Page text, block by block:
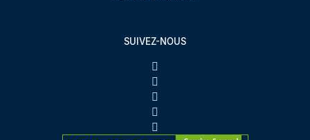
SUIVEZ-NOUS